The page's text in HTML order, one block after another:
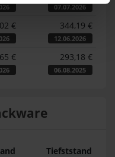
07.07.2026
€ 344,19 €
12.06.2026
€ 293,18 €
06.08.2025
Tiefststand